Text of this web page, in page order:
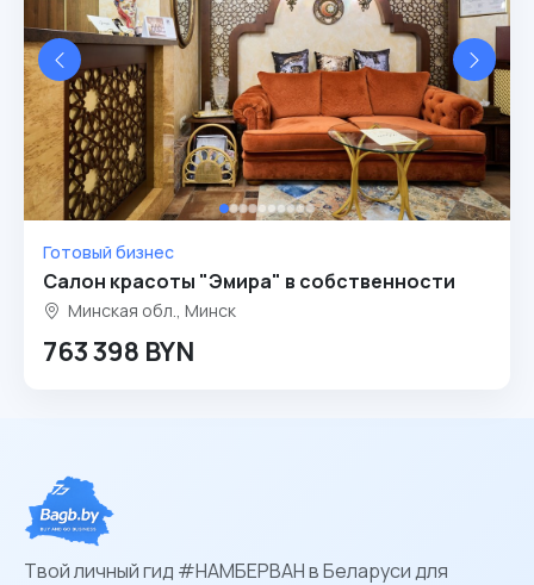
Готовый бизнес
Салон красоты "Эмира" в собственности
Минская обл., Минск
763 398 BYN
Твой личный гид #НАМБЕРВАН в Беларуси для